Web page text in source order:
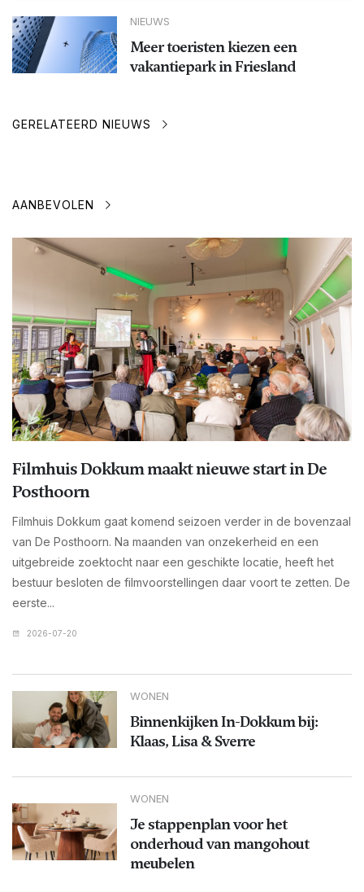
NIEUWS
Meer toeristen kiezen een
vakantiepark in Friesland
GERELATEERD NIEUWS
AANBEVOLEN
Filmhuis Dokkum maakt nieuwe start in De
Posthoorn
Filmhuis Dokkum gaat komend seizoen verder in de bovenzaal
van De Posthoorn. Na maanden van onzekerheid en een
uitgebreide zoektocht naar een geschikte locatie, heeft het
bestuur besloten de filmvoorstellingen daar voort te zetten. De
eerste...
2026-07-20
WONEN
Binnenkijken In-Dokkum bij:
Klaas, Lisa & Sverre
WONEN
Je stappenplan voor het
onderhoud van mangohout
meubelen